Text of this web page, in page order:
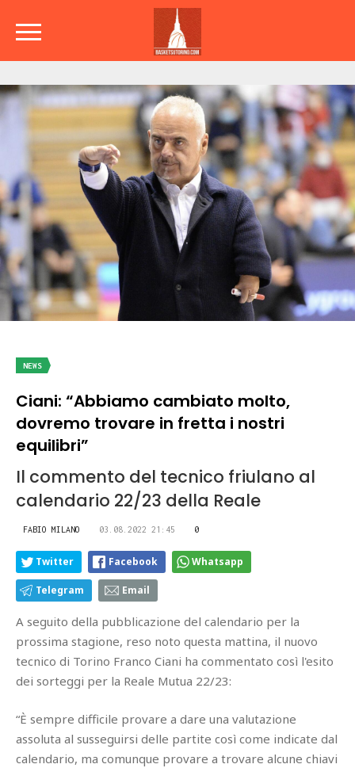
NEWS
Ciani: “Abbiamo cambiato molto,
dovremo trovare in fretta i nostri
equilibri”
Il commento del tecnico friulano al
calendario 22/23 della Reale
FABIO MILANO 03.08.2022 21:45 0
Twitter Facebook Whatsapp
Telegram Email
A seguito della pubblicazione del calendario per la
prossima stagione, reso noto questa mattina, il nuovo
tecnico di Torino Franco Ciani ha commentato così l'esito
dei sorteggi per la Reale Mutua 22/23:
“È sempre difficile provare a dare una valutazione
assoluta al susseguirsi delle partite così come indicate dal
calendario, ma comunque provare a trovare alcune chiavi